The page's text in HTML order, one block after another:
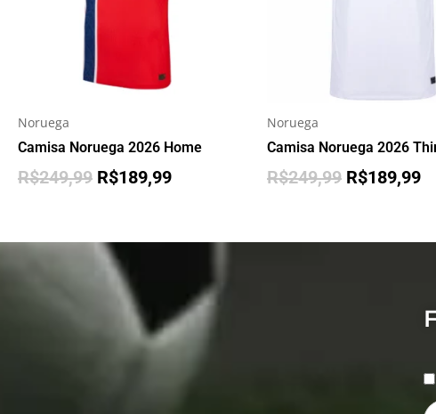
Noruega
Camisa Noruega 2026 Home
R$249,99 R$189,99
Noruega
Camisa Noruega 2026
R$249,99 R$189,99
E-